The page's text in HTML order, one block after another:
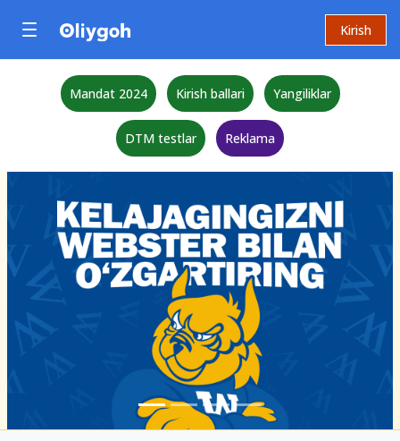
Kirish
Mandat 2024 Kirish ballari Yangiliklar
DTM testlar Reklama